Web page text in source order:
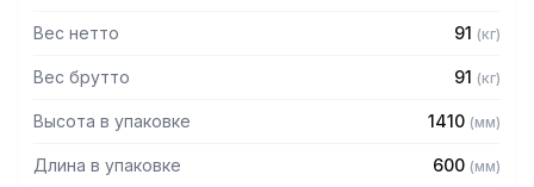
скоростью 2800 об/мин
двигателя
- Установлен на колесах для удобства передвижения
Комплектация:
Вес нетто 91 (кг)
Вес брутто 91 (кг)
Высота в упаковке 1410 (мм)
Длина в упаковке 600 (мм)